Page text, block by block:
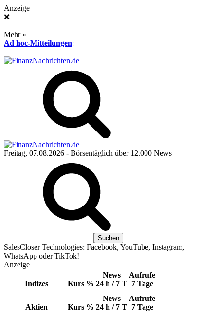
Anzeige
❌
Mehr »
Ad hoc-Mitteilungen:
Freitag, 07.08.2026 - Börsentäglich über 12.000 News
SalesCloser Technologies: Facebook, YouTube, Instagram,
WhatsApp oder TikTok!
Anzeige
Indizes Kurs %
News
24 h / 7 T
Aufrufe
7 Tage
Aktien Kurs %
News
24 h / 7 T
Aufrufe
7 Tage